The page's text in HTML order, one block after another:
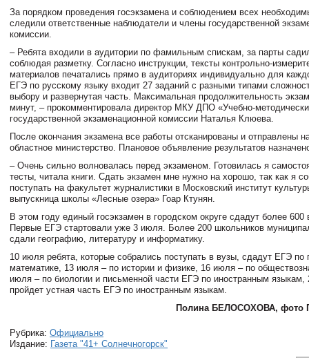
За порядком проведения госэкзамена и соблюдением всех
следили ответственные наблюдатели и члены государственной
комиссии.
– Ребята входили в аудитории по фамильным спискам, за парты
соблюдая разметку. Согласно инструкции, тексты контрольно-
материалов печатались прямо в аудиториях индивидуально для
ЕГЭ по русскому языку входит 27 заданий с разными типами
выбору и развернутая часть. Максимальная продолжительность
минут, – прокомментировала директор МКУ ДПО «Учебно-
государственной экзаменационной комиссии Наталья Клюева.
После окончания экзамена все работы отсканированы и отправлены
областное министерство. Плановое объявление результатов
– Очень сильно волновалась перед экзаменом. Готовилась я
тесты, читала книги. Сдать экзамен мне нужно на хорошо, так как я
поступать на факультет журналистики в Московский институт
выпускница школы «Лесные озера» Гоар Ктунян.
В этом году единый госэкзамен в городском округе сдадут более 600
Первые ЕГЭ стартовали уже 3 июля. Более 200 школьников
сдали географию, литературу и информатику.
10 июля ребята, которые собрались поступать в вузы, сдадут ЕГЭ по
математике, 13 июля – по истории и физике, 16 июля – по
июля – по биологии и письменной части ЕГЭ по иностранным
пройдет устная часть ЕГЭ по иностранным языкам.
Полина БЕЛОСОХОВА, фото
Рубрика: Официально
Издание: Газета "41+ Солнечногорск"